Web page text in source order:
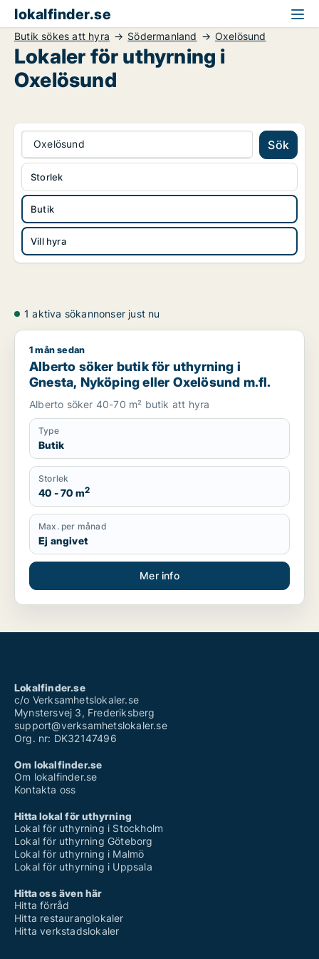
lokalfinder.se
Butik sökes att hyra Södermanland Oxelösund
Lokaler för uthyrning i
Oxelösund
Oxelösund Sök
Butik
Vill hyra
Storlek
1 aktiva sökannonser just nu
Alberto söker butik för uthyrning i Gnesta, Nyköping eller
1 mån sedan
Alberto söker butik för uthyrning i
Gnesta, Nyköping eller Oxelösund m.fl.
Alberto söker 40-70 m² butik att hyra
Type
Butik
Storlek
40 - 70 m2
Max. per månad
Ej angivet
Mer info
Lokalfinder.se
c/o Verksamhetslokaler.se
Mynstersvej 3, Frederiksberg
support@verksamhetslokaler.se
Org. nr: DK32147496
Om lokalfinder.se
Om lokalfinder.se
Kontakta oss
Hitta lokal för uthyrning
Lokal för uthyrning i Stockholm
Lokal för uthyrning Göteborg
Lokal för uthyrning i Malmö
Lokal för uthyrning i Uppsala
Hitta oss även här
Hitta förråd
Hitta restauranglokaler
Hitta verkstadslokaler